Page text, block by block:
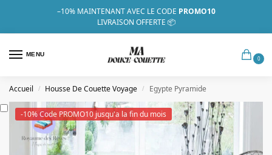
–10% MAINTENANT AVEC LE CODE PROMO10
LIVRAISON OFFERTE 📦
MENU
0
Accueil / Housse De Couette Voyage / Egypte Pyramide
-10% Code PROMO10 jusqu'a la fin du mois